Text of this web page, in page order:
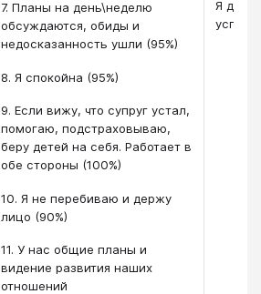
7. Планы на день\неделю
обсуждаются, обиды и
недосказанность ушли (95%)
8. Я спокойна (95%)
9. Если вижу, что супруг устал,
помогаю, подстраховываю,
беру детей на себя. Работает в
обе стороны (100%)
10. Я не перебиваю и держу
лицо (90%)
11. У нас общие планы и
видение развития наших
отношений
Я